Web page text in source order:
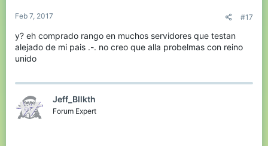
Feb 7, 2017 #17
y? eh comprado rango en muchos servidores que testan
alejado de mi pais .-. no creo que alla probelmas con reino
unido
Jeff_Bllkth
Forum Expert